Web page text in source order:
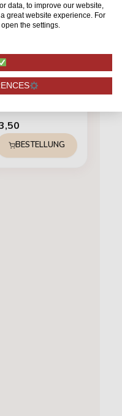
R-460
BESTELLUNG
data, to improve our website,
great website experience. For
the settings.